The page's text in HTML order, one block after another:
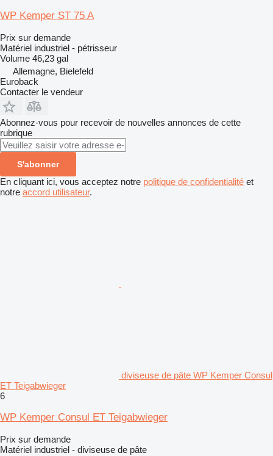
WP Kemper ST 75 A
Prix sur demande
Matériel industriel - pétrisseur
Volume 46,23 gal
Allemagne, Bielefeld
Euroback
Contacter le vendeur
Abonnez-vous pour recevoir de nouvelles annonces de cette
rubrique
S'abonner
En cliquant ici, vous acceptez notre politique de confidentialité et
notre accord utilisateur.
diviseuse de pâte WP Kemper Consul
ET Teigabwieger
6
WP Kemper Consul ET Teigabwieger
Prix sur demande
Matériel industriel - diviseuse de pâte